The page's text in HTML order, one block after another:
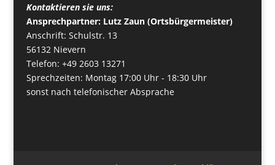
Kontaktieren sie uns:
Ansprechpartner: Lutz Zaun (Ortsbürgermeister)
Anschrift: Schulstr. 13
56132 Nievern
Telefon: +49 2603 13271
Sprechzeiten: Montag 17:00 Uhr - 18:30 Uhr
sonst nach telefonischer Absprache